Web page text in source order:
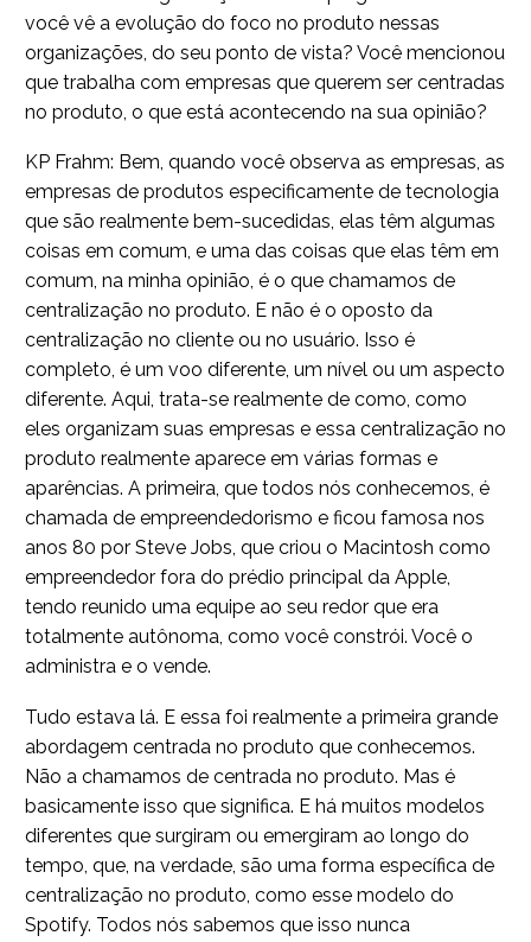
você vê a evolução do foco no produto nessas
organizações, do seu ponto de vista? Você mencionou
que trabalha com empresas que querem ser centradas
no produto, o que está acontecendo na sua opinião?
KP Frahm: Bem, quando você observa as empresas, as
empresas de produtos especificamente de tecnologia
que são realmente bem-sucedidas, elas têm algumas
coisas em comum, e uma das coisas que elas têm em
comum, na minha opinião, é o que chamamos de
centralização no produto. E não é o oposto da
centralização no cliente ou no usuário. Isso é
completo, é um voo diferente, um nível ou um aspecto
diferente. Aqui, trata-se realmente de como, como
eles organizam suas empresas e essa centralização no
produto realmente aparece em várias formas e
aparências. A primeira, que todos nós conhecemos, é
chamada de empreendedorismo e ficou famosa nos
anos 80 por Steve Jobs, que criou o Macintosh como
empreendedor fora do prédio principal da Apple,
tendo reunido uma equipe ao seu redor que era
totalmente autônoma, como você constrói. Você o
administra e o vende.
Tudo estava lá. E essa foi realmente a primeira grande
abordagem centrada no produto que conhecemos.
Não a chamamos de centrada no produto. Mas é
basicamente isso que significa. E há muitos modelos
diferentes que surgiram ou emergiram ao longo do
tempo, que, na verdade, são uma forma específica de
centralização no produto, como esse modelo do
Spotify. Todos nós sabemos que isso nunca